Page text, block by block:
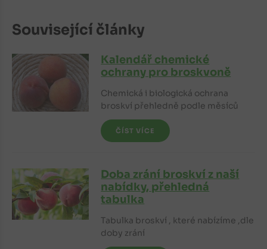
Související články
Kalendář chemické
ochrany pro broskvoně
Chemická i biologická ochrana
broskví přehledně podle měsíců
ČÍST VÍCE
Doba zrání broskví z naší
nabídky, přehledná
tabulka
Tabulka broskví , které nabízíme ,dle
doby zrání